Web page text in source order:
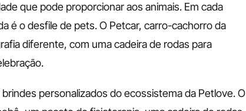
que pode proporcionar aos animais. Em cada
é o desfile de pets. O Petcar, carro-cachorro da
diferente, com uma cadeira de rodas para
personalizados do ecossistema da Petlove. O